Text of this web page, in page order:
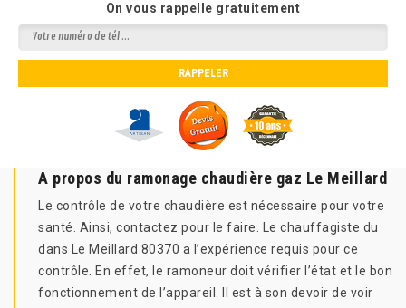
On vous rappelle gratuitement
A propos du ramonage chaudière gaz Le Meillard
Le contrôle de votre chaudière est nécessaire pour votre
santé. Ainsi, contactez pour le faire. Le chauffagiste du
dans Le Meillard 80370 a l’expérience requis pour ce
contrôle. En effet, le ramoneur doit vérifier l’état et le bon
fonctionnement de l’appareil. Il est à son devoir de voir